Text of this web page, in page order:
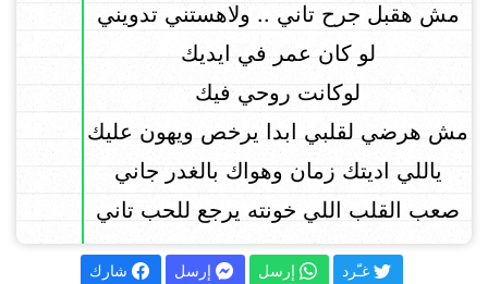
مش هقبل جرح تاني .. ولاهستني تدويني
لو كان عمر في ايديك
لوكانت روحي فيك
مش هرضي لقلبي ابدا يرخص ويهون عليك
ياللي اديتك زمان وهواك بالغدر جاني
صعب القلب اللي خونته يرجع للحب تاني